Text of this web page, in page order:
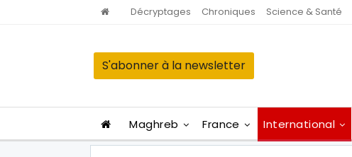
Décryptages Chroniques Science & Santé
S'abonner à la newsletter
Maghreb France International